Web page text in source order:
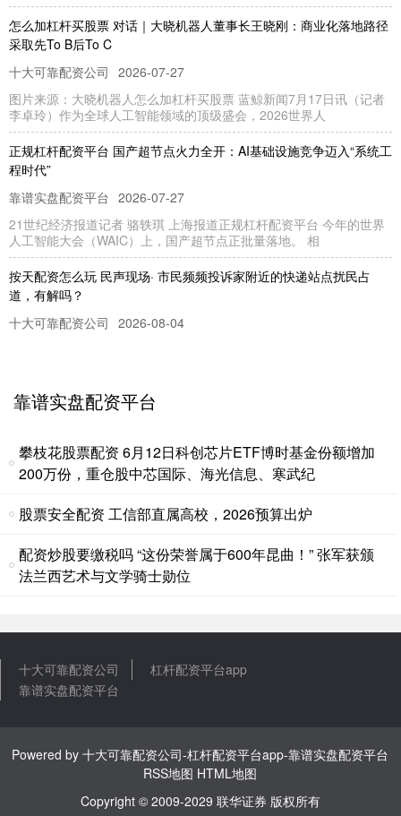
怎么加杠杆买股票 对话｜大晓机器人董事长王晓刚：商业化落地路径
采取先To B后To C
十大可靠配资公司 2026-07-27
图片来源：大晓机器人怎么加杠杆买股票 蓝鲸新闻7月17日讯（记者
李卓玲）作为全球人工智能领域的顶级盛会，2026世界人
正规杠杆配资平台 国产超节点火力全开：AI基础设施竞争迈入“系统工
程时代”
靠谱实盘配资平台 2026-07-27
21世纪经济报道记者 骆轶琪 上海报道正规杠杆配资平台 今年的世界
人工智能大会（WAIC）上，国产超节点正批量落地。 相
按天配资怎么玩 民声现场· 市民频频投诉家附近的快递站点扰民占
道，有解吗？
十大可靠配资公司 2026-08-04
炒股配资网站约选配资 从长安到中安，看保险业风险出清问题所在
来源：保契炒股配资网站约选配资 防范化解金融风险，特别是防止发
生系统性金融风险，是金融工作的根本性任务。 稳妥化解问题保
成都期货配资公司 粤剧走进商圈｜车陂街道粤剧传习所揭牌，文化惠
民再添新阵地
十大可靠配资公司 2026-07-10
6月1日，“魅力天河 粤韵车陂”天河区车陂街道粤剧传习所揭牌暨庆六
国内十大期货配资公司 1901年2月27日，北京，两名德国军人在接受
靠谱实盘配资平台
2026-07-23
可靠的股票配资平台 华谊兄弟被申请重整！市值较巅峰时蒸发800亿
靠谱实盘配资平台
攀枝花股票配资 6月12日科创芯片ETF博时基金份额增加
200万份，重仓股中芯国际、海光信息、寒武纪
股票安全配资 工信部直属高校，2026预算出炉
配资炒股要缴税吗 “这份荣誉属于600年昆曲！” 张军获颁
法兰西艺术与文学骑士勋位
十大可靠配资公司
杠杆配资平台app
靠谱实盘配资平台
Powered by十大可靠配资公司-杠杆配资平台app-靠谱实盘配资平台
RSS地图 HTML地图
Copyright © 2009-2029 联华证券 版权所有